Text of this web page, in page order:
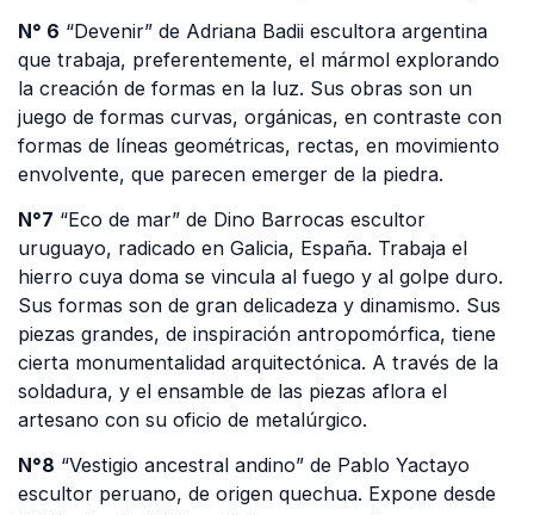
N° 6 “Devenir” de Adriana Badii escultora argentina
que trabaja, preferentemente, el mármol explorando
la creación de formas en la luz. Sus obras son un
juego de formas curvas, orgánicas, en contraste con
formas de líneas geométricas, rectas, en movimiento
envolvente, que parecen emerger de la piedra.
N°7 “Eco de mar” de Dino Barrocas escultor
uruguayo, radicado en Galicia, España. Trabaja el
hierro cuya doma se vincula al fuego y al golpe duro.
Sus formas son de gran delicadeza y dinamismo. Sus
piezas grandes, de inspiración antropomórfica, tiene
cierta monumentalidad arquitectónica. A través de la
soldadura, y el ensamble de las piezas aflora el
artesano con su oficio de metalúrgico.
N°8 “Vestigio ancestral andino” de Pablo Yactayo
escultor peruano, de origen quechua. Expone desde